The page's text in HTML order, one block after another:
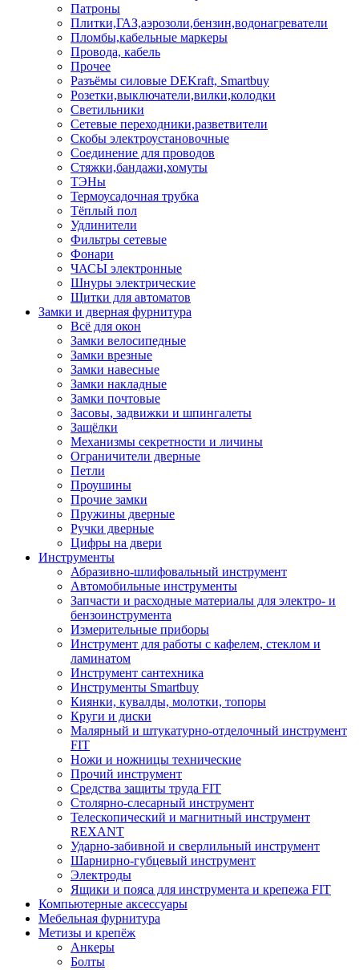
Патроны
Плитки,ГАЗ,аэрозоли,бензин,водонагреватели
Пломбы,кабельные маркеры
Провода, кабель
Прочее
Разъёмы силовые DEKraft, Smartbuy
Розетки,выключатели,вилки,колодки
Светильники
Сетевые переходники,разветвители
Скобы электроустановочные
Соединение для проводов
Стяжки,бандажи,хомуты
ТЭНы
Термоусадочная трубка
Тёплый пол
Удлинители
Фильтры сетевые
Фонари
ЧАСЫ электронные
Шнуры электрические
Щитки для автоматов
Замки и дверная фурнитура
Всё для окон
Замки велосипедные
Замки врезные
Замки навесные
Замки накладные
Замки почтовые
Засовы, задвижки и шпингалеты
Защёлки
Механизмы секретности и личины
Ограничители дверные
Петли
Проушины
Прочие замки
Пружины дверные
Ручки дверные
Цифры на двери
Инструменты
Абразивно-шлифовальный инструмент
Автомобильные инструменты
Запчасти и расходные материалы для электро- и
бензоинструмента
Измерительные приборы
Инструмент для работы с кафелем, стеклом и
ламинатом
Инструмент сантехника
Инструменты Smartbuy
Киянки, кувалды, молотки, топоры
Круги и диски
Малярный и штукатурно-отделочный инструмент
FIT
Ножи и ножницы технические
Прочий инструмент
Средства защиты труда FIT
Столярно-слесарный инструмент
Телескопический и магнитный инструмент
REXANT
Ударно-забивной и сверлильный инструмент
Шарнирно-губцевый инструмент
Электроды
Ящики и пояса для инструмента и крепежа FIT
Компьютерные аксессуары
Мебельная фурнитура
Метизы и крепёж
Анкеры
Болты